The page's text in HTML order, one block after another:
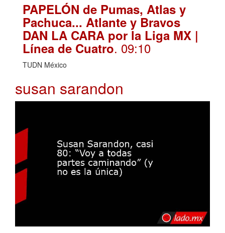
PAPELÓN de Pumas, Atlas y
Pachuca... Atlante y Bravos
DAN LA CARA por la Liga MX |
Línea de Cuatro. 09:10
TUDN México
susan sarandon